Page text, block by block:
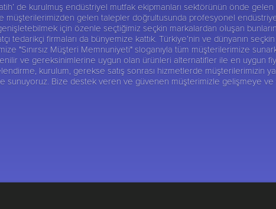
de kurulmuş endüstriyel mutfak ekipmanları sektörünün önde
müşterilerimizden gelen talepler doğrultusunda profesyonel
için özenle seçtiğimiz seçkin markalardan oluşan bunların
tedarikçi firmaları da bünyemize kattık. Türkiye’nin ve dünyanın
Müşteri Memnuniyeti" sloganıyla tüm müşterilerimize
ve gereksinimlerine uygun olan ürünleri alternatifler ile en uygun
kurulum, gerekse satış sonrası hizmetlerde müşterilerimizin
Bize destek veren ve güvenen müşterimizle gelişmeye